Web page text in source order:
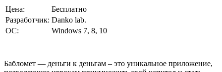
Цена:
Бесплатно
Разработчик: Danko lab.
ОС:
Windows 7, 8, 10
Бабломет — деньги к деньгам – это уникальное приложение,